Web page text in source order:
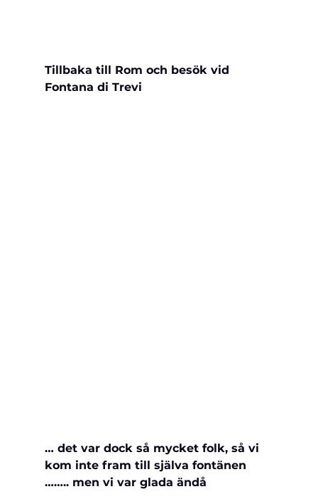
Tillbaka till Rom och besök vid
Fontana di Trevi
… det var dock så mycket folk, så vi
kom inte fram till själva fontänen
…….. men vi var glada ändå